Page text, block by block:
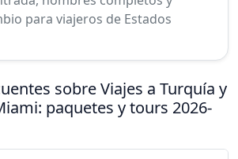
para viajeros de Estados
sobre Viajes a Turquía y
paquetes y tours 2026-